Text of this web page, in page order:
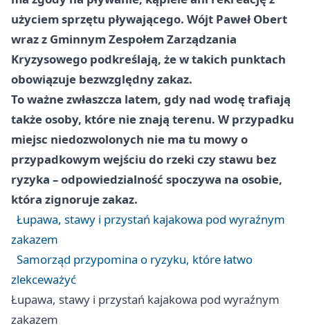
użyciem sprzętu pływającego. Wójt Paweł Obert
wraz z Gminnym Zespołem Zarządzania
Kryzysowego podkreślają, że w takich punktach
obowiązuje bezwzględny zakaz.
To ważne zwłaszcza latem, gdy nad wodę trafiają
także osoby, które nie znają terenu. W przypadku
miejsc niedozwolonych nie ma tu mowy o
przypadkowym wejściu do rzeki czy stawu bez
ryzyka – odpowiedzialność spoczywa na osobie,
która zignoruje zakaz.
Łupawa, stawy i przystań kajakowa pod wyraźnym
zakazem
Samorząd przypomina o ryzyku, które łatwo
zlekceważyć
Łupawa, stawy i przystań kajakowa pod wyraźnym
zakazem